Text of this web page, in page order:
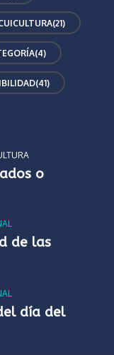
(21)
(4)
(41)
o
de las
día del